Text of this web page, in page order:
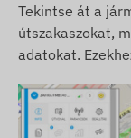
Tekintse át a
útszakaszokat,
adatokat.